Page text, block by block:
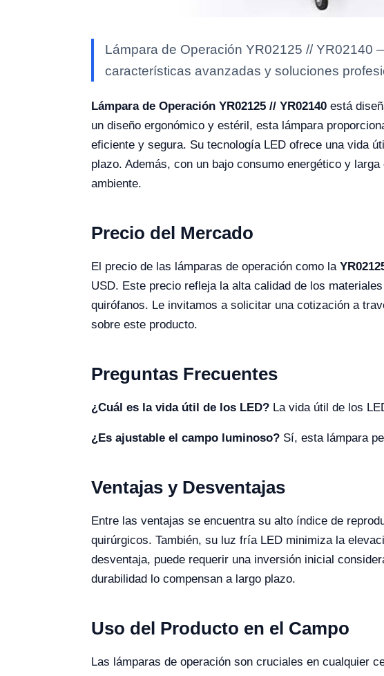
Lámpara de Operación YR02125 //
características avanzadas y soluciones
Lámpara de Operación YR02125 // YR02140 está
un diseño ergonómico y estéril, esta lámpara
eficiente y segura. Su tecnología LED ofrece una vida
plazo. Además, con un bajo consumo energético y
ambiente.
Precio del Mercado
El precio de las lámparas de operación como la
USD. Este precio refleja la alta calidad de los
quirófanos. Le invitamos a solicitar una cotización a
sobre este producto.
Preguntas Frecuentes
¿Cuál es la vida útil de los LED? La vida útil de los
¿Es ajustable el campo luminoso? Sí, esta lámpara
Ventajas y Desventajas
Entre las ventajas se encuentra su alto índice de
quirúrgicos. También, su luz fría LED minimiza la
desventaja, puede requerir una inversión inicial
durabilidad lo compensan a largo plazo.
Uso del Producto en el Campo
Las lámparas de operación son cruciales en cualquier